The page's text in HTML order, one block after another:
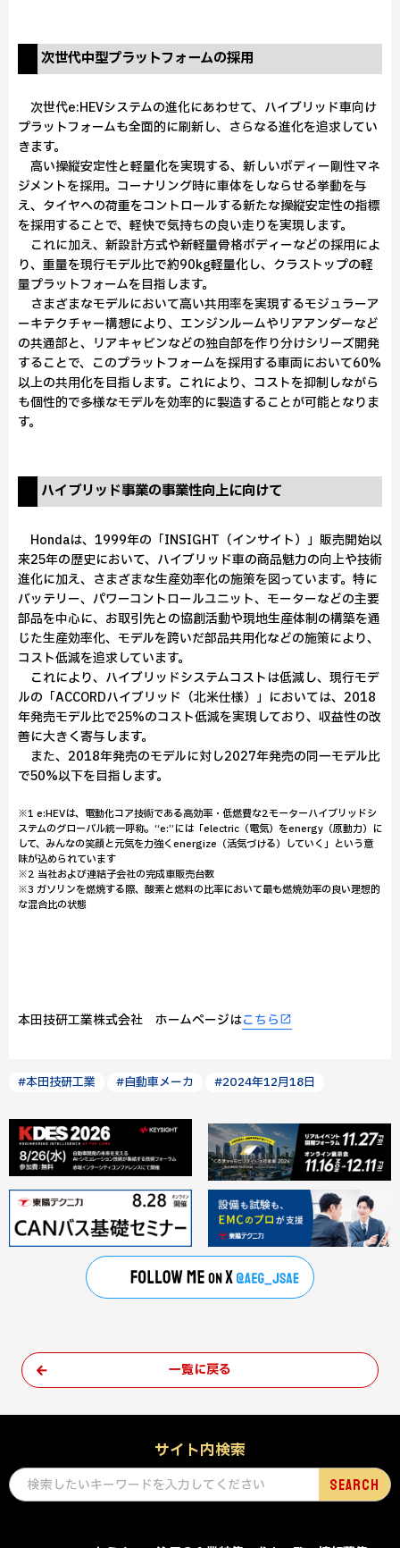
次世代中型プラットフォームの採用
次世代e:HEVシステムの進化にあわせて、ハイブリッド車向け
プラットフォームも全面的に刷新し、さらなる進化を追求してい
きます。
高い操縦安定性と軽量化を実現する、新しいボディー剛性マネ
ジメントを採用。コーナリング時に車体をしならせる挙動を与
え、タイヤへの荷重をコントロールする新たな操縦安定性の指標
を採用することで、軽快で気持ちの良い走りを実現します。
これに加え、新設計方式や新軽量骨格ボディーなどの採用によ
り、重量を現行モデル比で約90kg軽量化し、クラストップの軽
量プラットフォームを目指します。
さまざまなモデルにおいて高い共用率を実現するモジュラーア
ーキテクチャー構想により、エンジンルームやリアアンダーなど
の共通部と、リアキャビンなどの独自部を作り分けシリーズ開発
することで、このプラットフォームを採用する車両において60%
以上の共用化を目指します。これにより、コストを抑制しながら
も個性的で多様なモデルを効率的に製造することが可能となりま
す。
ハイブリッド事業の事業性向上に向けて
Hondaは、1999年の「INSIGHT（インサイト）」販売開始以
来25年の歴史において、ハイブリッド車の商品魅力の向上や技術
進化に加え、さまざまな生産効率化の施策を図っています。特に
バッテリー、パワーコントロールユニット、モーターなどの主要
部品を中心に、お取引先との協創活動や現地生産体制の構築を通
じた生産効率化、モデルを跨いだ部品共用化などの施策により、
コスト低減を追求しています。
これにより、ハイブリッドシステムコストは低減し、現行モデ
ルの「ACCORDハイブリッド（北米仕様）」においては、2018
年発売モデル比で25%のコスト低減を実現しており、収益性の改
善に大きく寄与します。
また、2018年発売のモデルに対し2027年発売の同一モデル比
で50%以下を目指します。
※1 e:HEVは、電動化コア技術である高効率・低燃費な2モーターハイブリッドシ
ステムのグローバル統一呼称。“e:”には「electric（電気）をenergy（原動力）に
して、みんなの笑顔と元気を力強くenergize（活気づける）していく」という意
味が込められています
※2 当社および連結子会社の完成車販売台数
※3 ガソリンを燃焼する際、酸素と燃料の比率において最も燃焼効率の良い理想的
な混合比の状態
本田技研工業株式会社 ホームページはこちら
#本田技研工業 #自動車メーカ #2024年12月18日
一覧に戻る
サイト内検索